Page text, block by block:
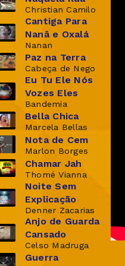
Christian Camilo
Cantiga Para
Nanâ e Oxalá
Nanan
Paz na Terra
Cabeça de Nego
Eu Tu Ele Nós
Vozes Eles
Bandemia
Bella Chica
Marcela Bellas
Nota de Cem
Marlon Borges
Chamar Jah
Thomé Vianna
Noite Sem
Explicação
Denner Zacarias
Anjo de Guarda
Cansado
Celso Madruga
Guerra